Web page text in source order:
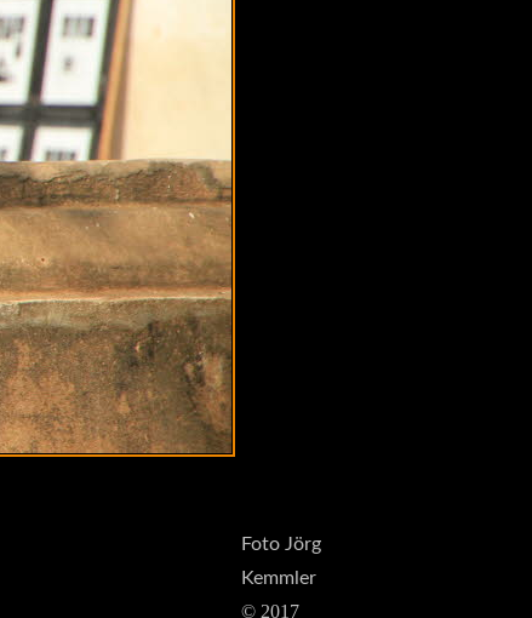
Foto Jörg
Kemmler
© 2017